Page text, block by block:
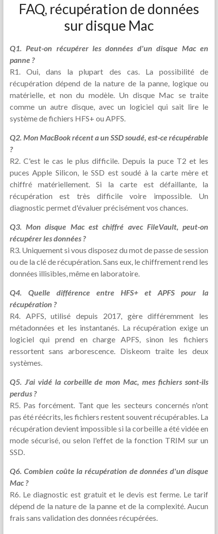
FAQ, récupération de données
sur disque Mac
Q1. Peut-on récupérer les données d'un disque Mac en
panne ?
R1. Oui, dans la plupart des cas. La possibilité de
récupération dépend de la nature de la panne, logique ou
matérielle, et non du modèle. Un disque Mac se traite
comme un autre disque, avec un logiciel qui sait lire le
système de fichiers HFS+ ou APFS.
Q2. Mon MacBook récent a un SSD soudé, est-ce récupérable
?
R2. C'est le cas le plus difficile. Depuis la puce T2 et les
puces Apple Silicon, le SSD est soudé à la carte mère et
chiffré matériellement. Si la carte est défaillante, la
récupération est très difficile voire impossible. Un
diagnostic permet d'évaluer précisément vos chances.
Q3. Mon disque Mac est chiffré avec FileVault, peut-on
récupérer les données ?
R3. Uniquement si vous disposez du mot de passe de session
ou de la clé de récupération. Sans eux, le chiffrement rend les
données illisibles, même en laboratoire.
Q4. Quelle différence entre HFS+ et APFS pour la
récupération ?
R4. APFS, utilisé depuis 2017, gère différemment les
métadonnées et les instantanés. La récupération exige un
logiciel qui prend en charge APFS, sinon les fichiers
ressortent sans arborescence. Diskeom traite les deux
systèmes.
Q5. J'ai vidé la corbeille de mon Mac, mes fichiers sont-ils
perdus ?
R5. Pas forcément. Tant que les secteurs concernés n'ont
pas été réécrits, les fichiers restent souvent récupérables. La
récupération devient impossible si la corbeille a été vidée en
mode sécurisé, ou selon l'effet de la fonction TRIM sur un
SSD.
Q6. Combien coûte la récupération de données d'un disque
Mac ?
R6. Le diagnostic est gratuit et le devis est ferme. Le tarif
dépend de la nature de la panne et de la complexité. Aucun
frais sans validation des données récupérées.